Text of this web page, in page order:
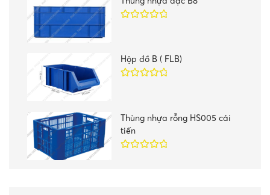
Hộp đồ B ( FLB)
Thùng nhựa rỗng HS005 cải
tiến